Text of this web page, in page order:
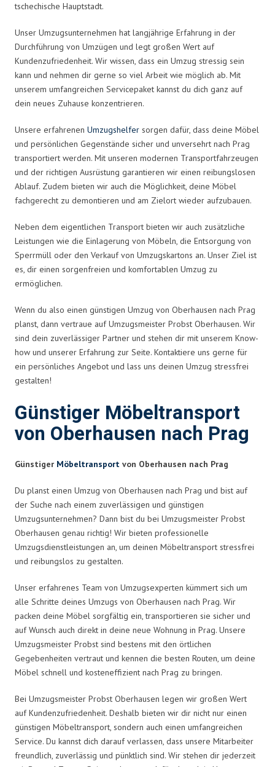
tschechische Hauptstadt.
Unser Umzugsunternehmen hat langjährige Erfahrung in der
Durchführung von Umzügen und legt großen Wert auf
Kundenzufriedenheit. Wir wissen, dass ein Umzug stressig sein
kann und nehmen dir gerne so viel Arbeit wie möglich ab. Mit
unserem umfangreichen Servicepaket kannst du dich ganz auf
dein neues Zuhause konzentrieren.
Unsere erfahrenen Umzugshelfer sorgen dafür, dass deine Möbel
und persönlichen Gegenstände sicher und unversehrt nach Prag
transportiert werden. Mit unseren modernen Transportfahrzeugen
und der richtigen Ausrüstung garantieren wir einen reibungslosen
Ablauf. Zudem bieten wir auch die Möglichkeit, deine Möbel
fachgerecht zu demontieren und am Zielort wieder aufzubauen.
Neben dem eigentlichen Transport bieten wir auch zusätzliche
Leistungen wie die Einlagerung von Möbeln, die Entsorgung von
Sperrmüll oder den Verkauf von Umzugskartons an. Unser Ziel ist
es, dir einen sorgenfreien und komfortablen Umzug zu
ermöglichen.
Wenn du also einen günstigen Umzug von Oberhausen nach Prag
planst, dann vertraue auf Umzugsmeister Probst Oberhausen. Wir
sind dein zuverlässiger Partner und stehen dir mit unserem Know-
how und unserer Erfahrung zur Seite. Kontaktiere uns gerne für
ein persönliches Angebot und lass uns deinen Umzug stressfrei
gestalten!
Günstiger Möbeltransport
von Oberhausen nach Prag
Günstiger Möbeltransport von Oberhausen nach Prag
Du planst einen Umzug von Oberhausen nach Prag und bist auf
der Suche nach einem zuverlässigen und günstigen
Umzugsunternehmen? Dann bist du bei Umzugsmeister Probst
Oberhausen genau richtig! Wir bieten professionelle
Umzugsdienstleistungen an, um deinen Möbeltransport stressfrei
und reibungslos zu gestalten.
Unser erfahrenes Team von Umzugsexperten kümmert sich um
alle Schritte deines Umzugs von Oberhausen nach Prag. Wir
packen deine Möbel sorgfältig ein, transportieren sie sicher und
auf Wunsch auch direkt in deine neue Wohnung in Prag. Unsere
Umzugsmeister Probst sind bestens mit den örtlichen
Gegebenheiten vertraut und kennen die besten Routen, um deine
Möbel schnell und kosteneffizient nach Prag zu bringen.
Bei Umzugsmeister Probst Oberhausen legen wir großen Wert
auf Kundenzufriedenheit. Deshalb bieten wir dir nicht nur einen
günstigen Möbeltransport, sondern auch einen umfangreichen
Service. Du kannst dich darauf verlassen, dass unsere Mitarbeiter
freundlich, zuverlässig und pünktlich sind. Wir stehen dir jederzeit